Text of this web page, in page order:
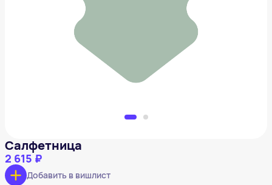
Салфетница
2 615 ₽
Добавить в вишлист